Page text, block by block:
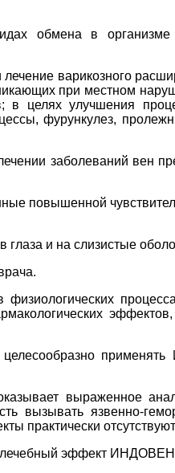
обмена в
варикозного
при местном
в целях улучшения
фурункулез,
заболеваний вен
повышенной
и на слизистые
выраженное
вызывать язвенно-
практически
лечебный эффект